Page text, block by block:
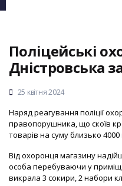
Поліцейські
Дністровська
25 квітня 2024
Наряд реагування поліції
правопорушника, що скоїв
товарів на суму близько 4000
Від охоронця магазину
особа перебуваючи у
викрала 3 сокири, 2 набори